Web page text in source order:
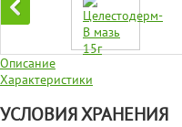
Описание
Характеристики
УСЛОВИЯ ХРАНЕНИЯ